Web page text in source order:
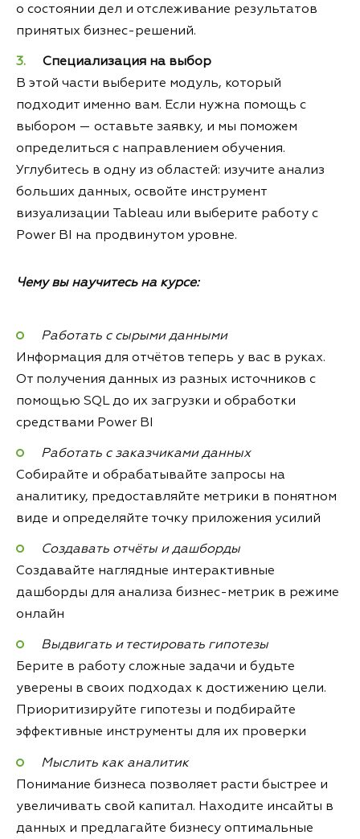
о состоянии дел и отслеживание результатов
принятых бизнес-решений.
Специализация на выбор
В этой части выберите модуль, который
подходит именно вам. Если нужна помощь с
выбором — оставьте заявку, и мы поможем
определиться с направлением обучения.
Углубитесь в одну из областей: изучите анализ
больших данных, освойте инструмент
визуализации Tableau или выберите работу с
Power BI на продвинутом уровне.
Чему вы научитесь на курсе:
Работать с сырыми данными
Информация для отчётов теперь у вас в руках.
От получения данных из разных источников с
помощью SQL до их загрузки и обработки
средствами Power BI
Работать с заказчиками данных
Собирайте и обрабатывайте запросы на
аналитику, предоставляйте метрики в понятном
виде и определяйте точку приложения усилий
Cоздавать отчёты и дашборды
Создавайте наглядные интерактивные
дашборды для анализа бизнес-метрик в режиме
онлайн
Выдвигать и тестировать гипотезы
Берите в работу сложные задачи и будьте
уверены в своих подходах к достижению цели.
Приоритизируйте гипотезы и подбирайте
эффективные инструменты для их проверки
Мыслить как аналитик
Понимание бизнеса позволяет расти быстрее и
увеличивать свой капитал. Находите инсайты в
данных и предлагайте бизнесу оптимальные